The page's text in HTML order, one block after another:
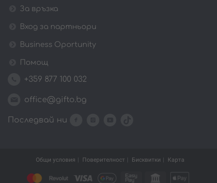
За връзка
Вход за партньори
Business Oportunity
Помощ
+359 877 100 032
office@gifto.bg
Последвай ни
Общи условия Поверителност Бисквитки Карта